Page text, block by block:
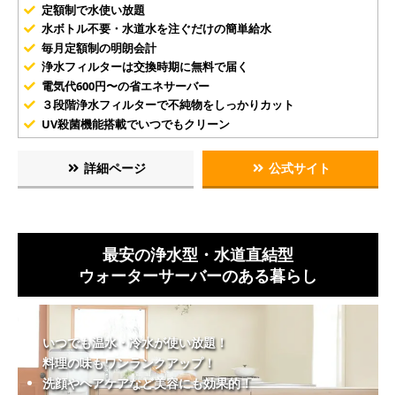
定額制で水使い放題
水ボトル不要・水道水を注ぐだけの簡単給水
毎月定額制の明朗会計
浄水フィルターは交換時期に無料で届く
電気代600円〜の省エネサーバー
３段階浄水フィルターで不純物をしっかりカット
UV殺菌機能搭載でいつでもクリーン
詳細ページ 公式サイト
最安の浄水型・水道直結型
ウォーターサーバーのある暮らし
いつでも温水・冷水が使い放題！
料理の味もワンランクアップ！
洗顔やヘアケアなど美容にも効果的！